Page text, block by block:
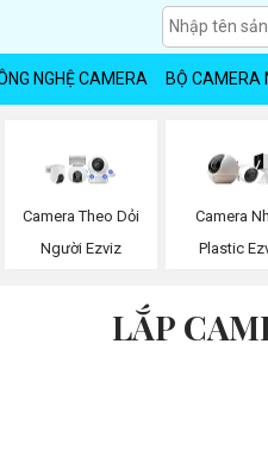
NGHỆ CAMERA BỘ CAMERA
Camera Theo Dỏi
Người Ezviz
Camera
Plastic
LẮP